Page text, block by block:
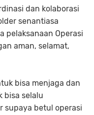
dan kolaborasi
senantiasa
pelaksanaan Operasi
aman, selamat,
bisa menjaga dan
bisa selalu
supaya betul operasi